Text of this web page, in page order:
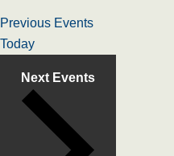
Previous Events
Today
Next Events